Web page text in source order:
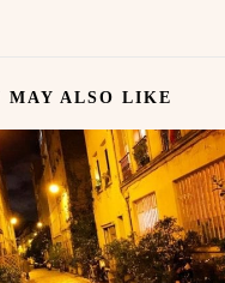
MAY ALSO LIKE